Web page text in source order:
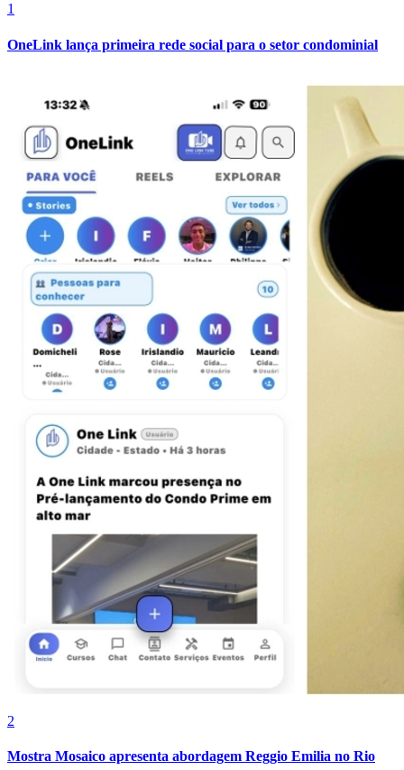
Vasco
1
OneLink lança primeira rede social para o setor condominial
2
Mostra Mosaico apresenta abordagem Reggio Emilia no Rio